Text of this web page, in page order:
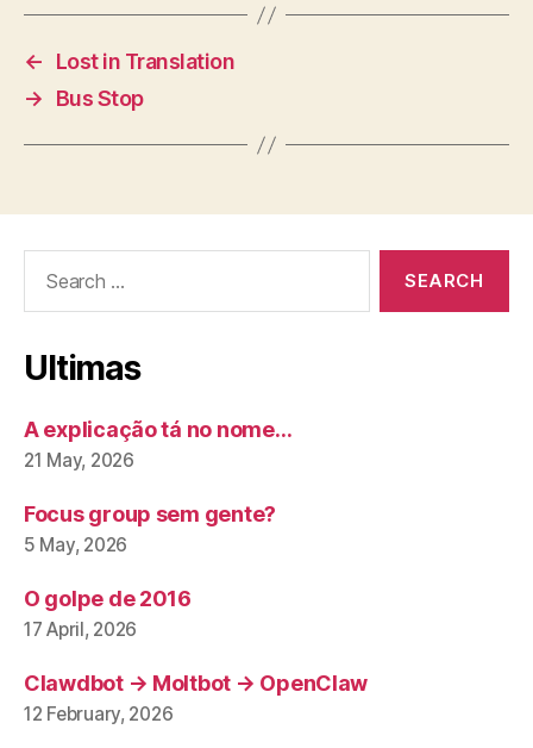
←
Lost in Translation
→
Bus Stop
Ultimas
A explicação tá no nome…
21 May, 2026
Focus group sem gente?
5 May, 2026
O golpe de 2016
17 April, 2026
Clawdbot → Moltbot → OpenClaw
12 February, 2026